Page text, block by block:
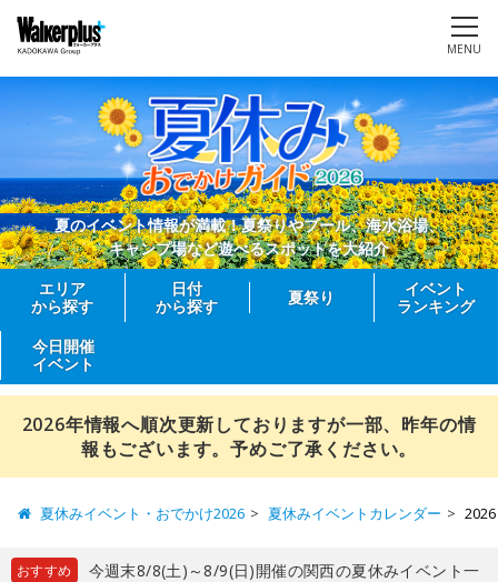
MENU
夏のイベント情報が満載！夏祭りやプール、海水浴場、
キャンプ場など遊べるスポットを大紹介
エリア
から探す
日付
から探す
夏祭り
イベント
ランキング
今日開催
イベント
2026年情報へ順次更新しておりますが一部、昨年の情
報もございます。予めご了承ください。
夏休みイベント・おでかけ2026 夏休みイベントカレンダー
おすすめ
今週末8/8(土)～8/9(日)開催の関西の夏休みイベント一